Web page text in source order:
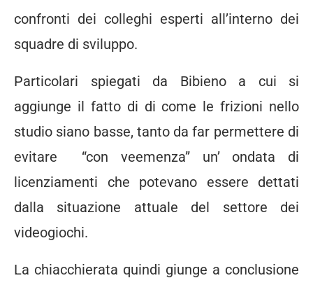
confronti dei colleghi esperti all’interno dei
squadre di sviluppo.
Particolari spiegati da Bibieno a cui si
aggiunge il fatto di di come le frizioni nello
studio siano basse, tanto da far permettere di
evitare “con veemenza” un’ ondata di
licenziamenti che potevano essere dettati
dalla situazione attuale del settore dei
videogiochi.
La chiacchierata quindi giunge a conclusione